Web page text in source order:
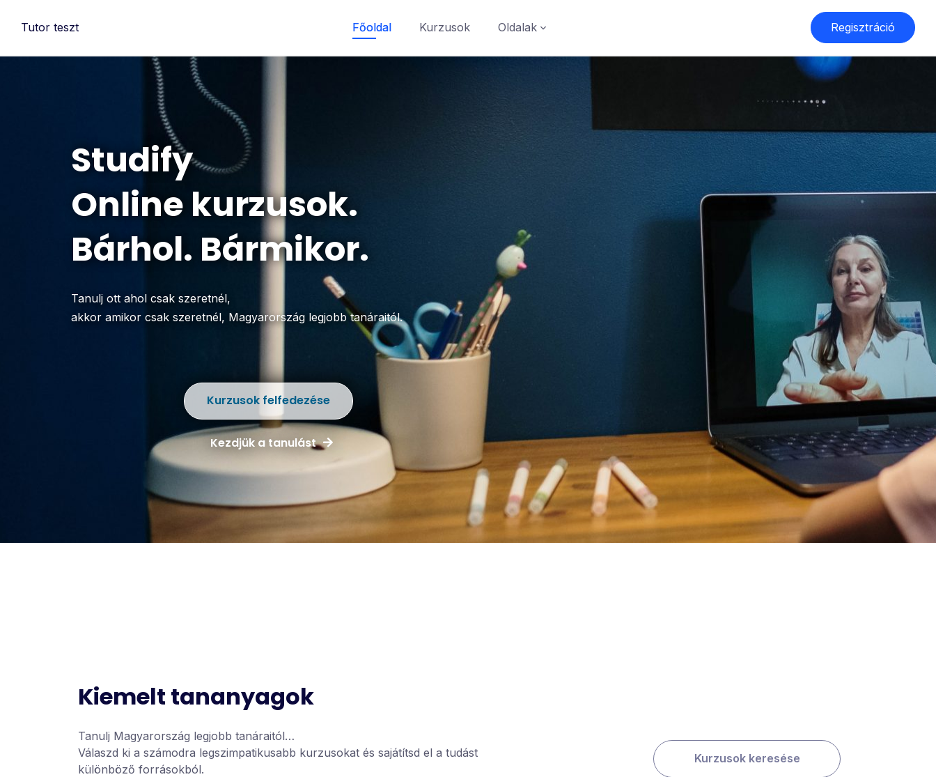
Tutor teszt Főoldal Kurzusok Oldalak Regisztráció
Studify
Online kurzusok.
Bárhol. Bármikor.
Tanulj ott ahol csak szeretnél,
akkor amikor csak szeretnél, Magyarország legjobb tanáraitól.
Kurzusok felfedezése
Kezdjük a tanulást
Kiemelt tananyagok
Tanulj Magyarország legjobb tanáraitól…
Válaszd ki a számodra legszimpatikusabb kurzusokat és sajátítsd el a tudást
különböző forrásokból.
Kurzusok keresése